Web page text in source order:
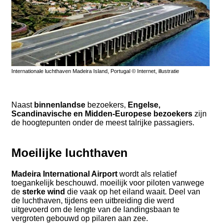
Internationale luchthaven Madeira Island, Portugal © Internet, illustratie
Naast binnenlandse bezoekers, Engelse,
Scandinavische en Midden-Europese bezoekers zijn
de hoogtepunten onder de meest talrijke passagiers.
Moeilijke luchthaven
Madeira International Airport wordt als relatief
toegankelijk beschouwd. moeilijk voor piloten vanwege
de sterke wind die vaak op het eiland waait. Deel van
de luchthaven, tijdens een uitbreiding die werd
uitgevoerd om de lengte van de landingsbaan te
vergroten gebouwd op pilaren aan zee.